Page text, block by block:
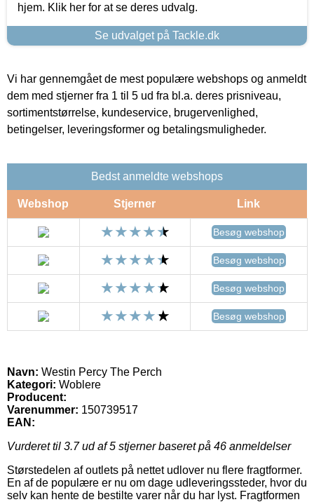
hjem. Klik her for at se deres udvalg.
Se udvalget på Tackle.dk
Vi har gennemgået de mest populære webshops og anmeldt
dem med stjerner fra 1 til 5 ud fra bl.a. deres prisniveau,
sortimentstørrelse, kundeservice, brugervenlighed,
betingelser, leveringsformer og betalingsmuligheder.
Bedst anmeldte webshops
Webshop Stjerner Link
Besøg webshop
Besøg webshop
Besøg webshop
Besøg webshop
Navn: Westin Percy The Perch
Kategori: Woblere
Producent:
Varenummer: 150739517
EAN:
Vurderet til 3.7ud af 5 stjerner baseret på 46 anmeldelser
Størstedelen af outlets på nettet udlover nu flere fragtformer.
En af de populære er nu om dage udleveringssteder, hvor du
selv kan hente de bestilte varer når du har lyst. Fragtformen